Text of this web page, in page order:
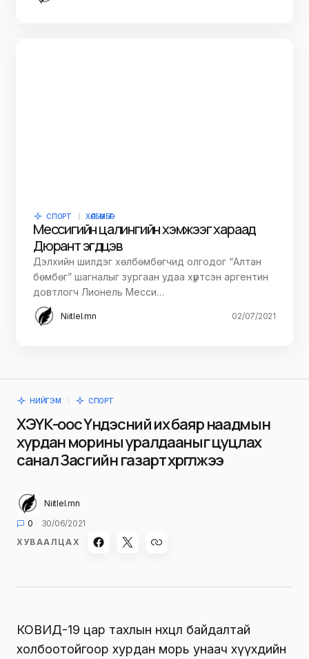
СПОРТ ХӨЛБӨМБӨГ
Мессигийн цалингийн хэмжээг хараад
Дюрант эгдүүцэв
Дэлхийн шилдэг хөлбөмбөгчид олгодог “Алтан
бөмбөг” шагналыг зургаан удаа хүртсэн аргентин
довтлогч Лионель Месси…
Niitlel.mn 02/07/2021
НИЙГЭМ СПОРТ
ХЭҮК-оос Үндэсний их баяр наадмын
хурдан морины уралдааныг цуцлах
санал Засгийн газарт хүргүүлжээ
Niitlel.mn
0
30/06/2021
ХУВААЛЦАХ
КОВИД-19 цар тахлын нөхцөл байдалтай
холбоотойгоор хурдан морь унаач хүүхдийн